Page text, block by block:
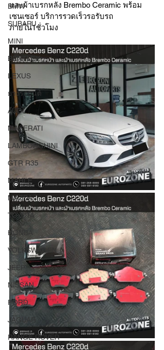
BMW
SUBARU
MINI
BENTLEY
LEXUS
ยางรถยนต์
AUDI
MASERATI
LAMBORGHINI
GTR R35
MAHLE
MAZDA
TOYOTA
HONDA
VOLKSWAGEN
JEEP
NISSAN
FORD
JAGUAR
RANGE ROVER
และผ้าเบรกหลัง Brembo Ceramic พร้อม
เซนเซอร์ บริการรวดเร็วรอรับรถ
ภายใน1ชั่วโมง